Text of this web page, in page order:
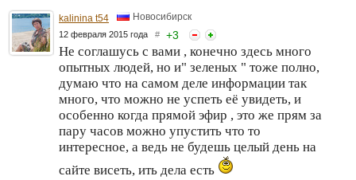
kalinina t54 Новосибирск
12 февраля 2015 года # +3
Не соглашусь с вами , конечно здесь много
опытных людей, но и" зеленых " тоже полно,
думаю что на самом деле информации так
много, что можно не успеть её увидеть, и
особенно когда прямой эфир , это же прям за
пару часов можно упустить что то
интересное, а ведь не будешь целый день на
сайте висеть, ить дела есть